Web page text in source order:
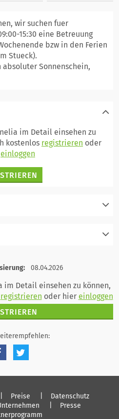
wir suchen fuer
15:30 eine Betreuung
bzw in den Ferien
Stueck).
Sonnenschein,
im Detail einsehen zu
kostenlos registrieren oder
einloggen
registrieren
08.04.2026
im Detail einsehen zu können,
registrieren oder hier einloggen
Preise
Datenschutz
Presse